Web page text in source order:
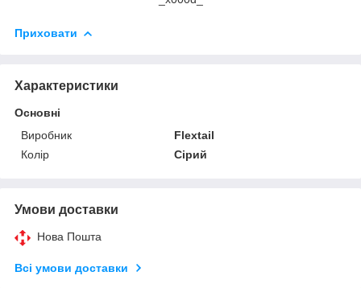
Приховати
Характеристики
Основні
Виробник
Flextail
Колір
Сірий
Умови доставки
Нова Пошта
Всі умови доставки